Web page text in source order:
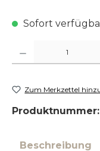
Sofort
Zum Merkzettel
Produktnummer:
Beschreibung